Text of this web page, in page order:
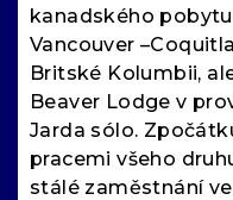
kanadského
Vancouver
Britské Kolumbii,
Beaver Lodge v
Jarda sólo.
pracemi všeho
stálé zaměstnání